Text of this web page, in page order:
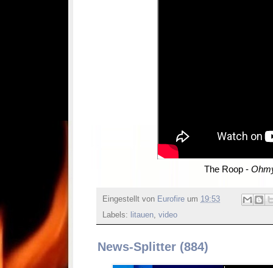
The Roop -
Eingestellt von Eurofire um 19:53
Labels:
litauen, video
News-Splitter (884)